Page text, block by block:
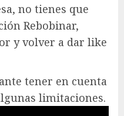
no tienes que
Rebobinar,
y volver a dar like
tener en cuenta
limitaciones.